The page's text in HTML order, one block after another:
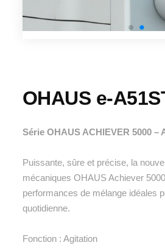
OHAUS e-
Série OHAUS ACHIEVER 5000 –
Puissante, sûre et précise, la
mécaniques OHAUS Achiever
performances de mélange idéales
quotidienne.
Fonction : Agitation